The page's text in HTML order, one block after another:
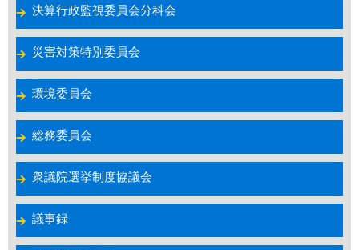
決算行政監視委員会分科会
災害対策特別委員会
環境委員会
総務委員会
衆議院選挙制度協議会
議事録